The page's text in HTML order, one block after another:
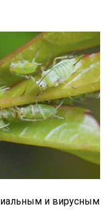
и вирусным